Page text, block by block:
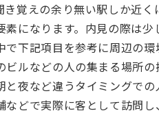
覚えの余り無い駅しか近
になります。内見の際は
下記項目を参考に周辺の環
ルなどの人の集まる場所の
夜など違うタイミングでの
どで実際に客として訪問